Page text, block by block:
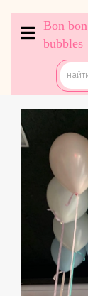
Bon bon
bubbles